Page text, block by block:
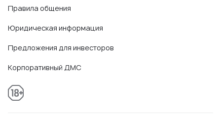
Правила общения
Юридическая информация
Предложения для инвесторов
Корпоративный ДМС